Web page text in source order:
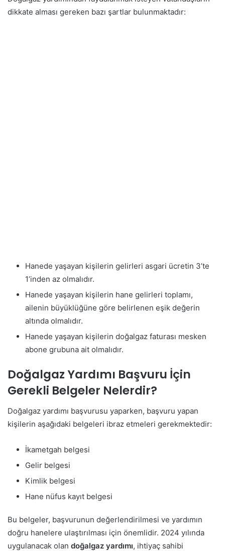
dikkate alması gereken bazı şartlar bulunmaktadır:
Hanede yaşayan kişilerin gelirleri asgari ücretin 3’te
1’inden az olmalıdır.
Hanede yaşayan kişilerin hane gelirleri toplamı,
ailenin büyüklüğüne göre belirlenen eşik değerin
altında olmalıdır.
Hanede yaşayan kişilerin doğalgaz faturası mesken
abone grubuna ait olmalıdır.
Doğalgaz Yardımı Başvuru İçin
Gerekli Belgeler Nelerdir?
Doğalgaz yardımı başvurusu yaparken, başvuru yapan
kişilerin aşağıdaki belgeleri ibraz etmeleri gerekmektedir:
İkametgah belgesi
Gelir belgesi
Kimlik belgesi
Hane nüfus kayıt belgesi
Bu belgeler, başvurunun değerlendirilmesi ve yardımın
doğru hanelere ulaştırılması için önemlidir. 2024 yılında
uygulanacak olan doğalgaz yardımı, ihtiyaç sahibi